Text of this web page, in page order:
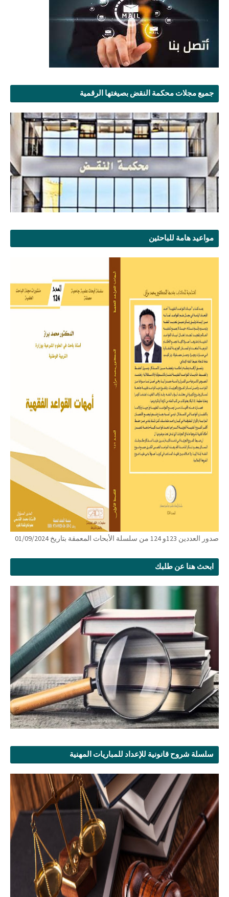
جميع مجلات محكمة النقض بصيغتها الرقمية
مواعيد هامة للباحثين
صدور العددين 123و 124 من سلسلة الأبحاث المعمقة بتاريخ 01/09/2024
ابحث هنا عن طلبك
سلسلة شروح قانونية للإعداد للمباريات المهنية